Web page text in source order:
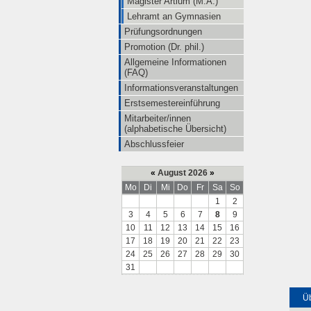
Lehramt an Gymnasien
Prüfungsordnungen
Promotion (Dr. phil.)
Allgemeine Informationen
(FAQ)
Informationsveranstaltungen
Erstsemestereinführung
Mitarbeiter/innen
(alphabetische Übersicht)
Abschlussfeier
« August 2026 »
Mo
Di Mi Do Fr Sa
So
1
2
3
4 5 6 7 8
9
10
11 12 13 14 15
16
17
18 19 20 21 22
23
24
25 26 27 28 29
30
31